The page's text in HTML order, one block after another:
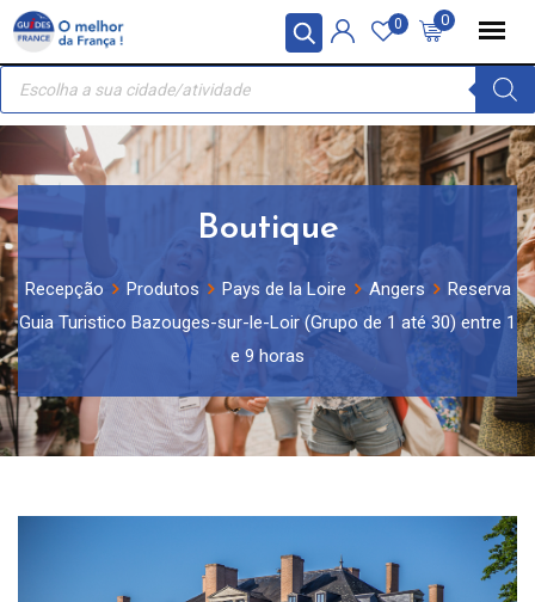
Painel de Gerenciamento de Cookies
Skip
content
0
0
Recherche
produits
Boutique
Recepção Produtos Pays de la Loire Angers
Reserva
Guia Turistico Bazouges-sur-le-Loir (Grupo de 1 até 30) entre 1
e 9 horas